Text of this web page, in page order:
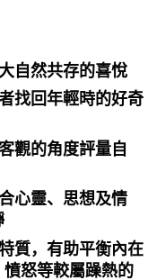
自然共存的喜悅
找回年輕時的好奇
觀的角度評量自
心靈、思想及情
質，有助平衡內在
怒等較屬躁熱的